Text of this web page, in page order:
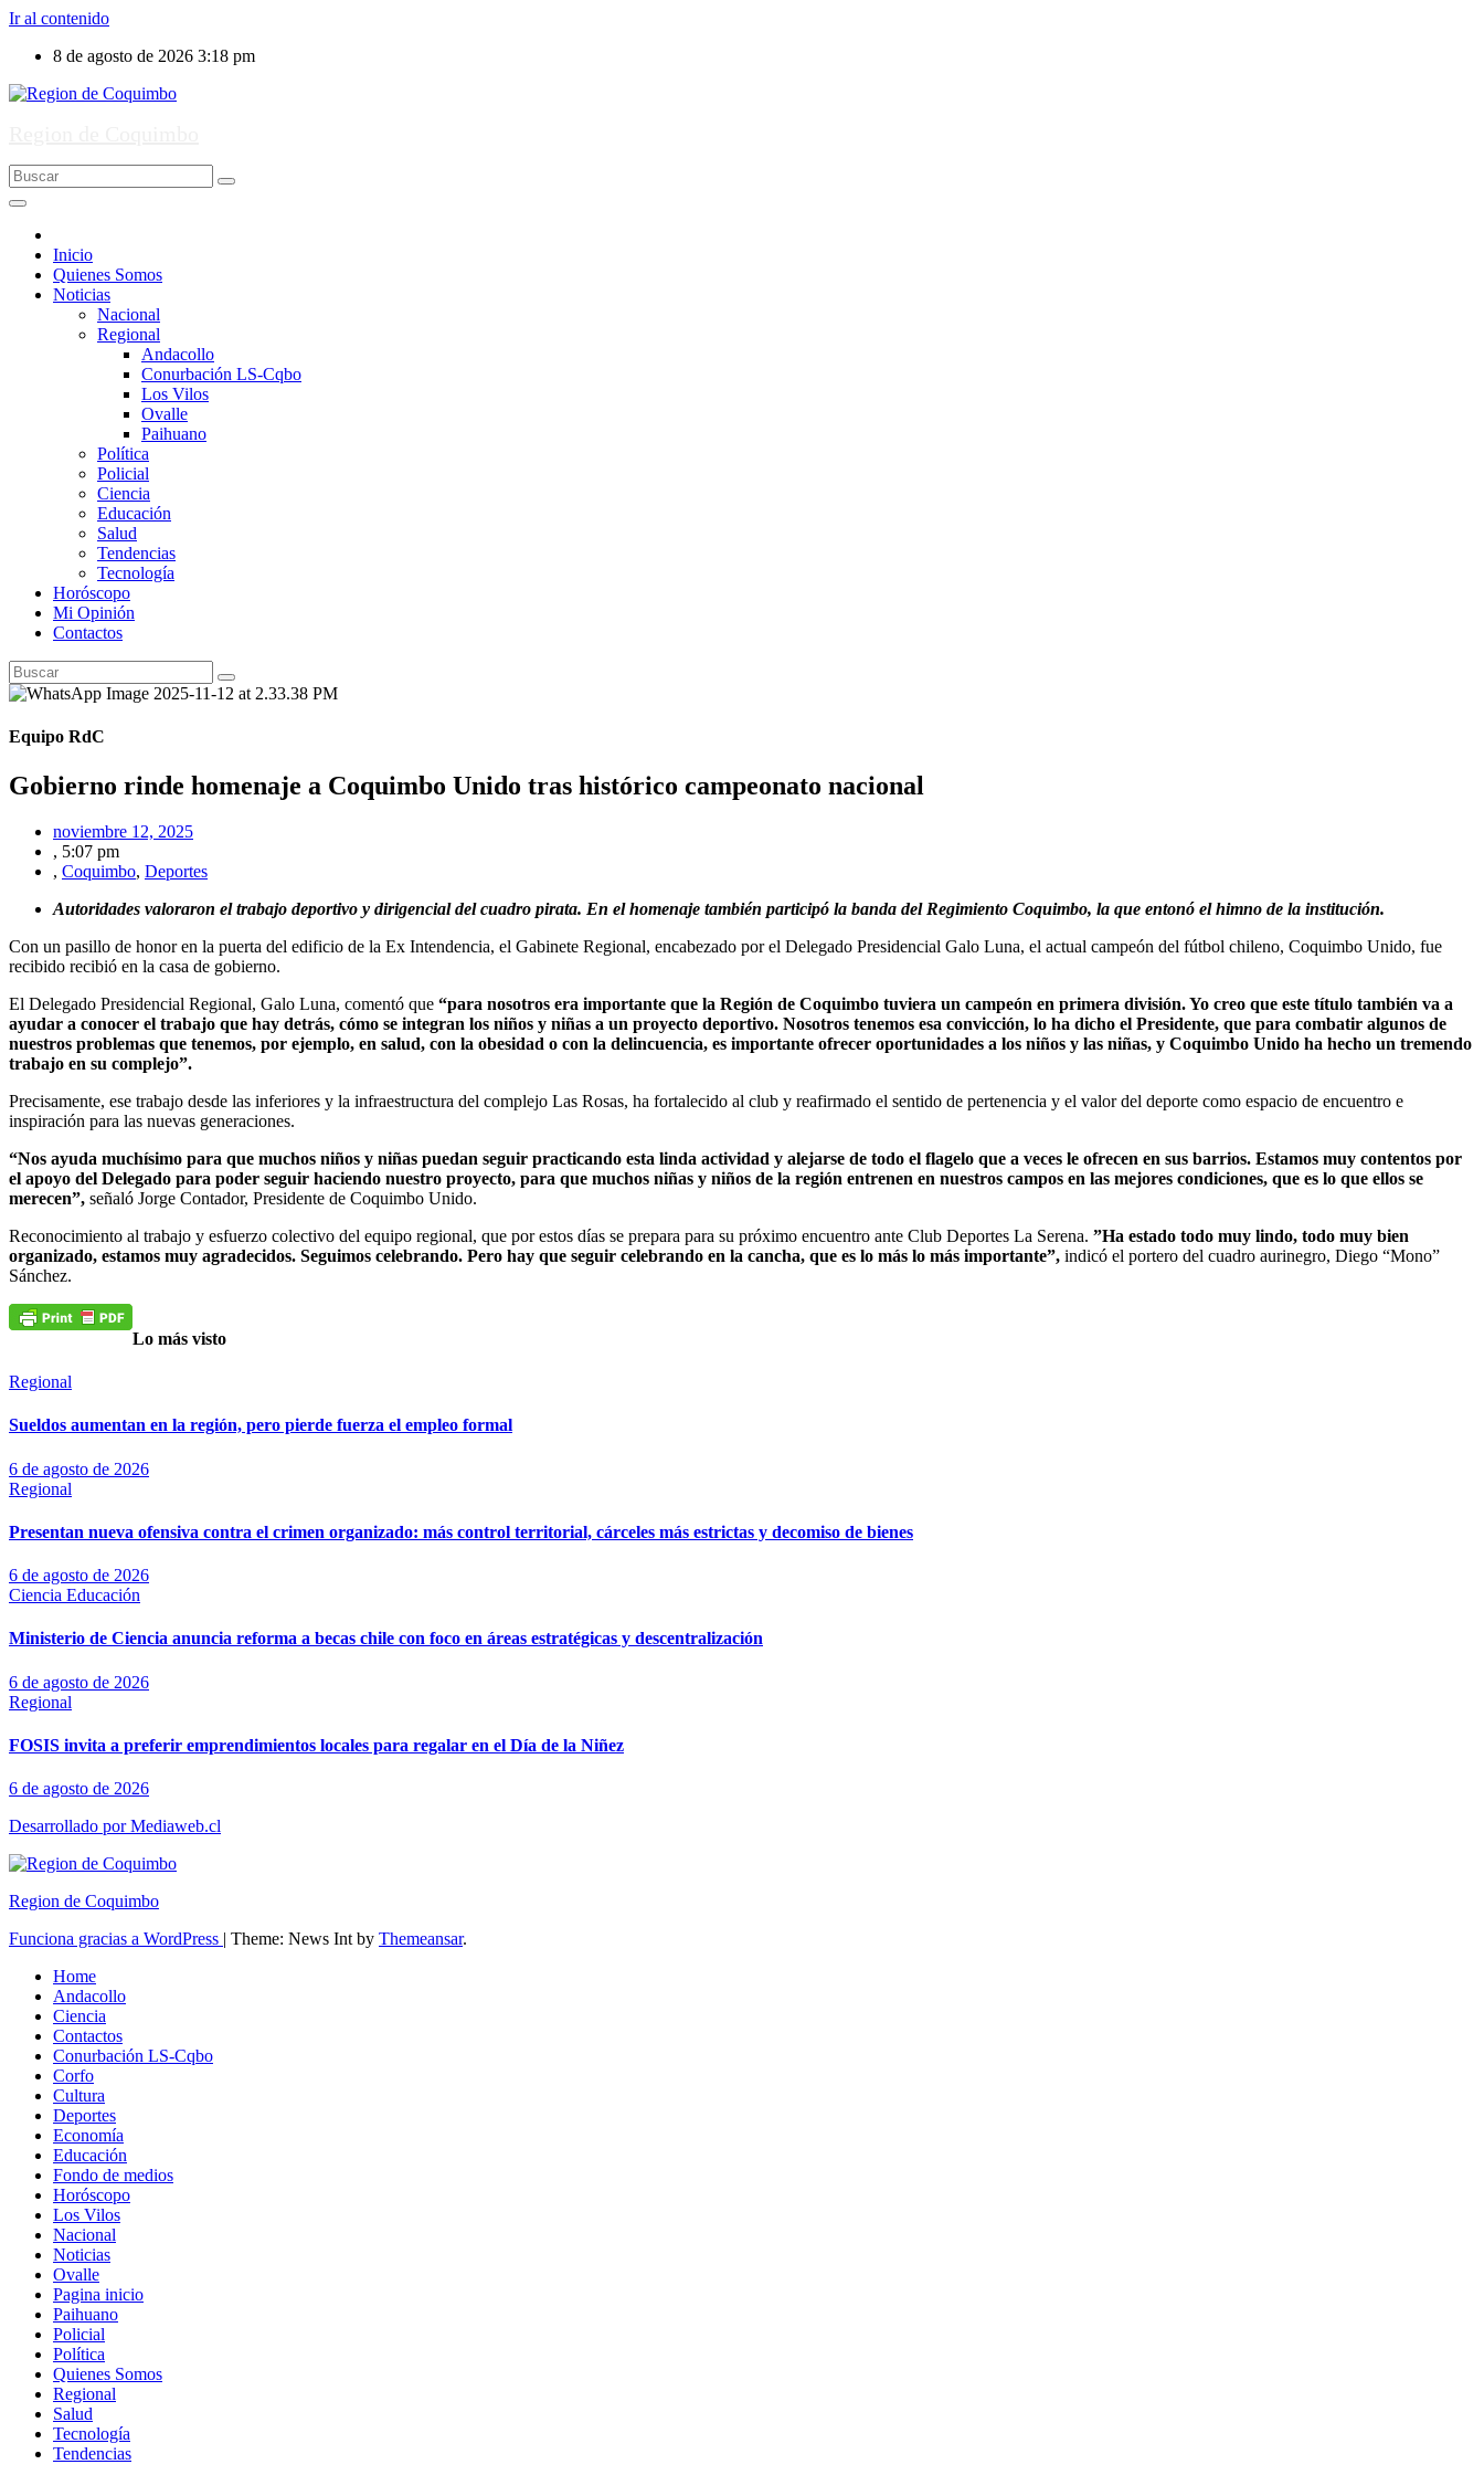
Ir al contenido
8 de agosto de 2026 3:18 pm
Inicio
Quienes Somos
Noticias
Nacional
Regional
Andacollo
Conurbación LS-Cqbo
Los Vilos
Ovalle
Paihuano
Política
Policial
Ciencia
Educación
Salud
Tendencias
Tecnología
Horóscopo
Mi Opinión
Contactos
Equipo RdC
Gobierno rinde homenaje a Coquimbo Unido tras histórico campeonato nacional
noviembre 12, 2025
, 5:07 pm
, Coquimbo, Deportes
Autoridades valoraron el trabajo deportivo y dirigencial del cuadro pirata. En el homenaje también participó la banda del Regimiento Coquimbo, la que entonó el himno de la institución.
Con un pasillo de honor en la puerta del edificio de la Ex Intendencia, el Gabinete Regional, encabezado por el Delegado Presidencial Galo Luna, el actual campeón del fútbol chileno, Coquimbo Unido, fue
recibido recibió en la casa de gobierno.
El Delegado Presidencial Regional, Galo Luna, comentó que “para nosotros era importante que la Región de Coquimbo tuviera un campeón en primera división. Yo creo que este título también va a
ayudar a conocer el trabajo que hay detrás, cómo se integran los niños y niñas a un proyecto deportivo. Nosotros tenemos esa convicción, lo ha dicho el Presidente, que para combatir algunos de
nuestros problemas que tenemos, por ejemplo, en salud, con la obesidad o con la delincuencia, es importante ofrecer oportunidades a los niños y las niñas, y Coquimbo Unido ha hecho un tremendo
trabajo en su complejo”.
Precisamente, ese trabajo desde las inferiores y la infraestructura del complejo Las Rosas, ha fortalecido al club y reafirmado el sentido de pertenencia y el valor del deporte como espacio de encuentro e
inspiración para las nuevas generaciones.
“Nos ayuda muchísimo para que muchos niños y niñas puedan seguir practicando esta linda actividad y alejarse de todo el flagelo que a veces le ofrecen en sus barrios. Estamos muy contentos por
el apoyo del Delegado para poder seguir haciendo nuestro proyecto, para que muchos niñas y niños de la región entrenen en nuestros campos en las mejores condiciones, que es lo que ellos se
merecen”, señaló Jorge Contador, Presidente de Coquimbo Unido.
Reconocimiento al trabajo y esfuerzo colectivo del equipo regional, que por estos días se prepara para su próximo encuentro ante Club Deportes La Serena. ”Ha estado todo muy lindo, todo muy bien
organizado, estamos muy agradecidos. Seguimos celebrando. Pero hay que seguir celebrando en la cancha, que es lo más lo más importante”, indicó el portero del cuadro aurinegro, Diego “Mono”
Sánchez.
Lo más visto
Regional
Sueldos aumentan en la región, pero pierde fuerza el empleo formal
6 de agosto de 2026
Regional
Presentan nueva ofensiva contra el crimen organizado: más control territorial, cárceles más estrictas y decomiso de bienes
6 de agosto de 2026
Ciencia Educación
Ministerio de Ciencia anuncia reforma a becas chile con foco en áreas estratégicas y descentralización
6 de agosto de 2026
Regional
FOSIS invita a preferir emprendimientos locales para regalar en el Día de la Niñez
6 de agosto de 2026
Desarrollado por Mediaweb.cl
Region de Coquimbo
Funciona gracias a WordPress | Theme: News Int by Themeansar.
Home
Andacollo
Ciencia
Contactos
Conurbación LS-Cqbo
Corfo
Cultura
Deportes
Economía
Educación
Fondo de medios
Horóscopo
Los Vilos
Nacional
Noticias
Ovalle
Pagina inicio
Paihuano
Policial
Política
Quienes Somos
Regional
Salud
Tecnología
Tendencias